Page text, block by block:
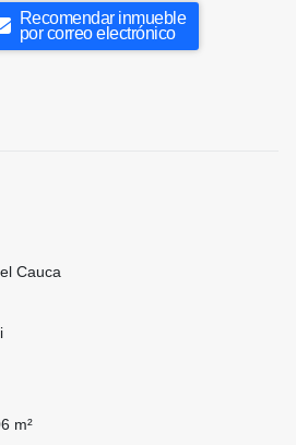
Recomendar inmueble
por correo electrónico
Cauca
m²